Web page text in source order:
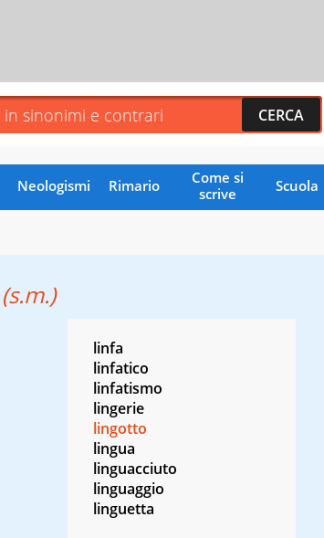
Neologismi Rimario
Come si
scrive
Scuola
(s.m.)
linfa
linfatico
linfatismo
lingerie
lingotto
lingua
linguacciuto
linguaggio
linguetta